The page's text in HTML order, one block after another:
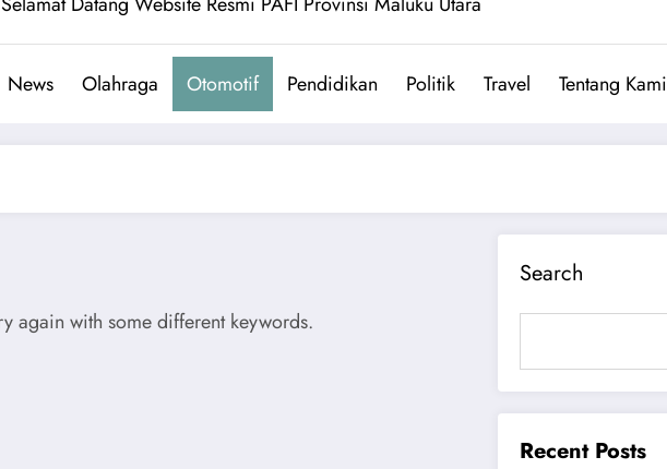
News Olahraga Otomotif Pendidikan Politik Travel Tentang Kami
again with some different keywords.
Search
Recent Posts